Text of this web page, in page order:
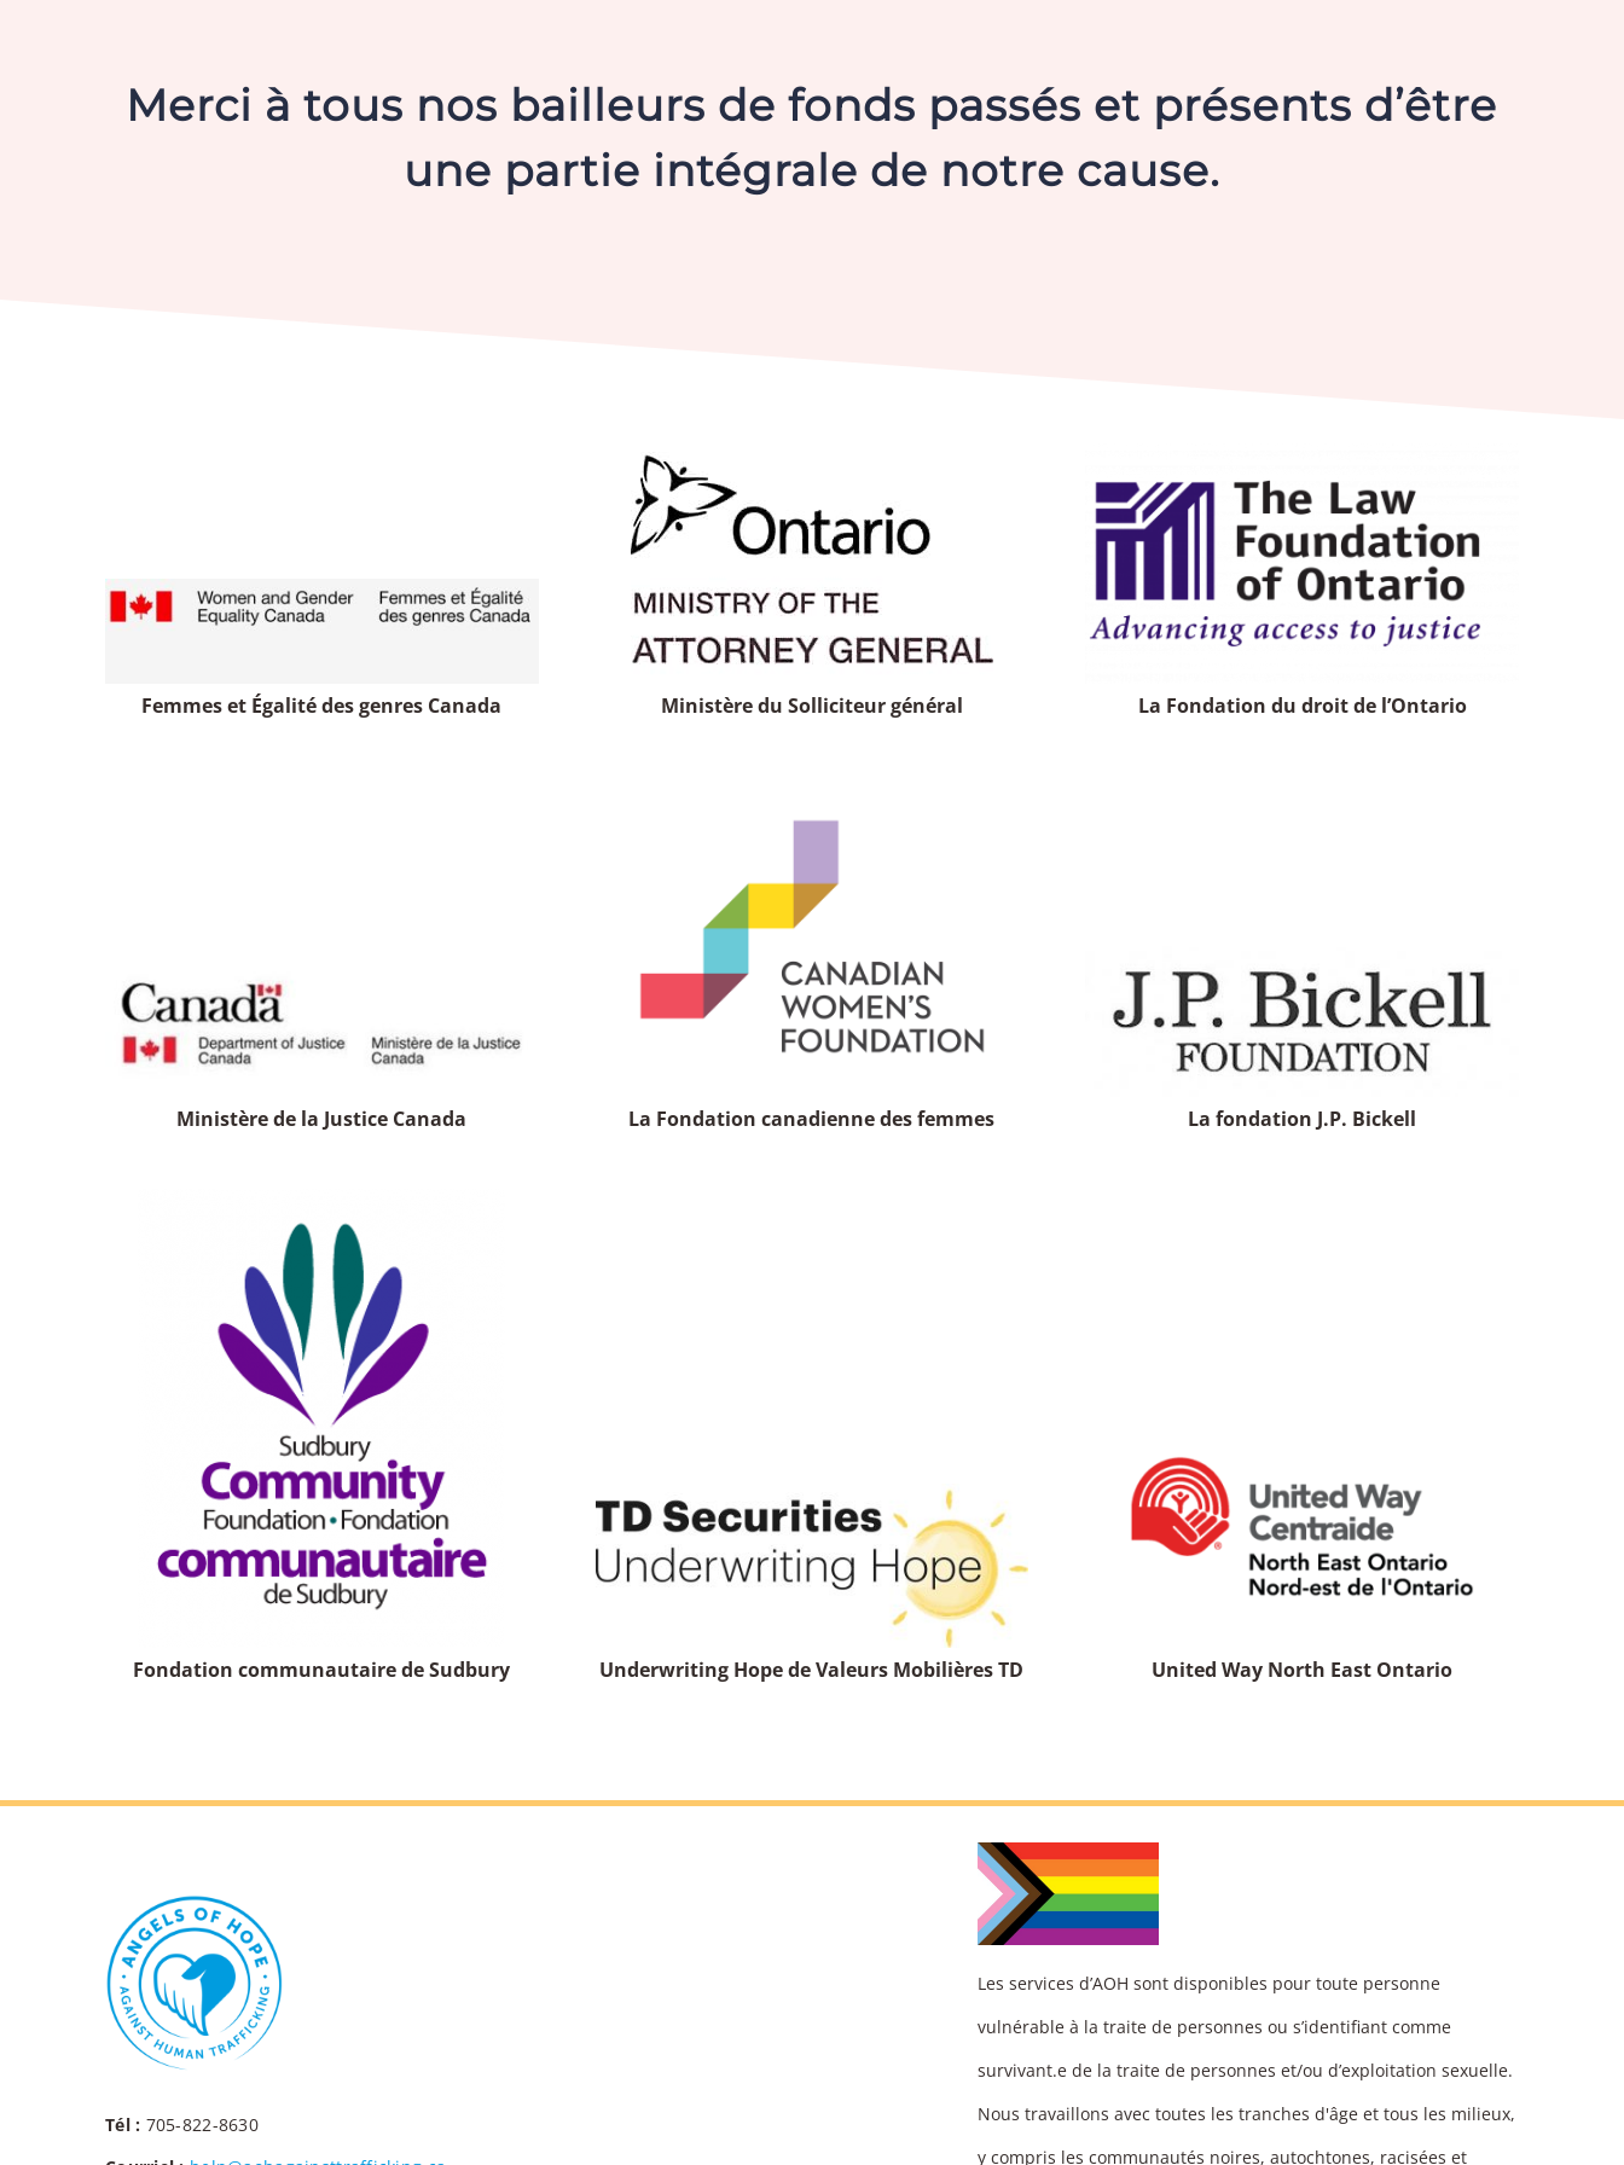
Merci à tous nos bailleurs de fonds passés et présents d’être
une partie intégrale de notre cause.
Femmes et Égalité des genres Canada Ministère du Solliciteur général La Fondation du droit de l’Ontario
Ministère de la Justice Canada La Fondation canadienne des femmes La fondation J.P. Bickell
Fondation communautaire de Sudbury Underwriting Hope de Valeurs Mobilières TD United Way North East Ontario
Tél : 705-822-8630
Les services d’AOH sont disponibles pour toute personne
vulnérable à la traite de personnes ou s’identifiant comme
survivant.e de la traite de personnes et/ou d’exploitation sexuelle.
Nous travaillons avec toutes les tranches d'âge et tous les milieux,
y compris les communautés noires, autochtones, racisées et